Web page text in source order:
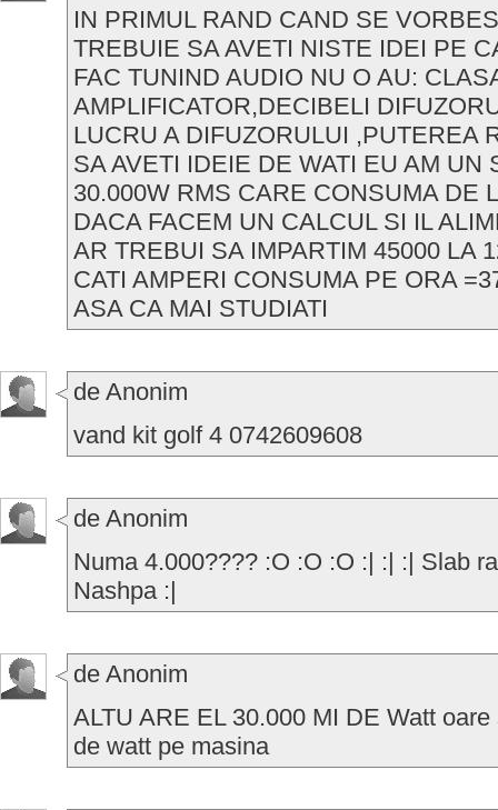
IN PRIMUL RAND CAND SE
TREBUIE SA AVETI NISTE IDEI PE
FAC TUNIND AUDIO NU O AU:
AMPLIFICATOR,DECIBELI
LUCRU A DIFUZORULUI ,PUTEREA
SA AVETI IDEIE DE WATI EU AM UN
30.000W RMS CARE CONSUMA DE
DACA FACEM UN CALCUL SI IL
AR TREBUI SA IMPARTIM 45000 LA
CATI AMPERI CONSUMA PE ORA
ASA CA MAI STUDIATI
de Anonim
vand kit golf 4 0742609608
de Anonim
Numa 4.000???? :O :O :O :| :| :| Slab
Nashpa :|
de Anonim
ALTU ARE EL 30.000 MI DE Watt
de watt pe masina